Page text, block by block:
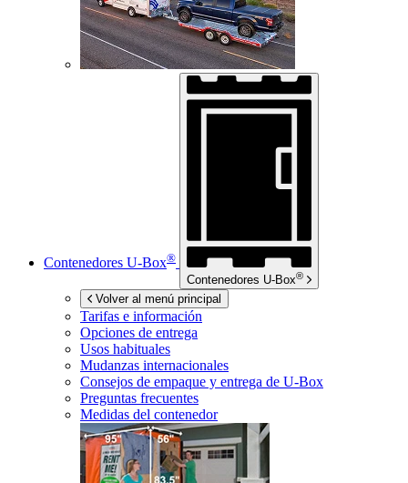
Contenedores U-Box®
Contenedores U-Box®
Volver al menú principal
Tarifas e información
Opciones de entrega
Usos habituales
Mudanzas internacionales
Consejos de empaque y entrega de U-Box
Preguntas frecuentes
Medidas del contenedor